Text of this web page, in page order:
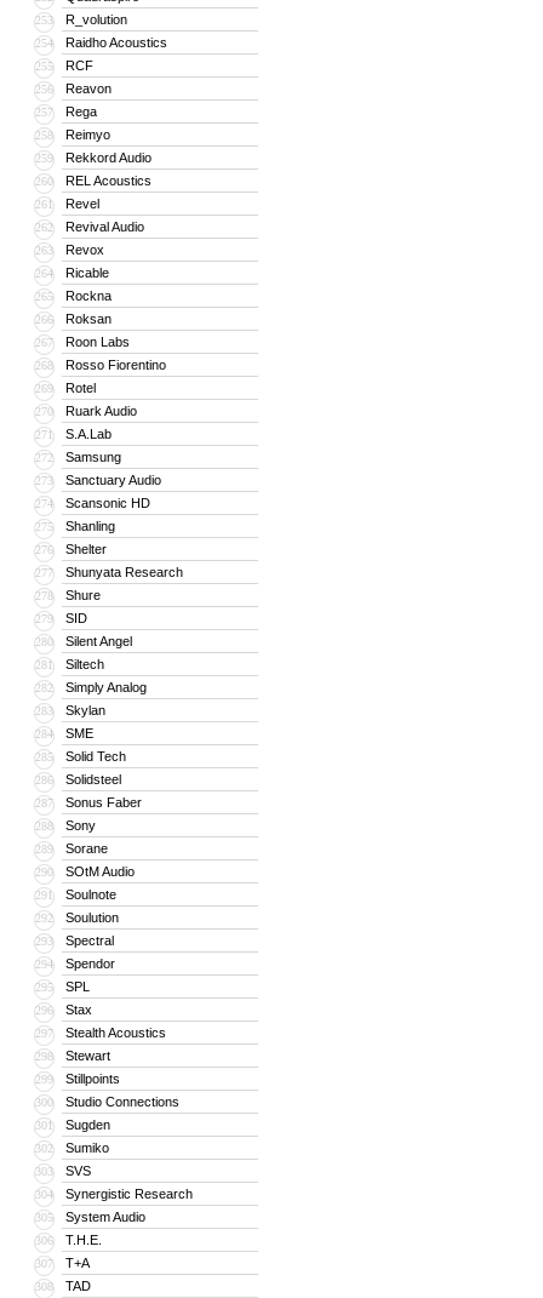
253 R_volution
254 Raidho Acoustics
255 RCF
256 Reavon
257 Rega
258 Reimyo
259 Rekkord Audio
260 REL Acoustics
261 Revel
262 Revival Audio
263 Revox
264 Ricable
265 Rockna
266 Roksan
267 Roon Labs
268 Rosso Fiorentino
269 Rotel
270 Ruark Audio
271 S.A.Lab
272 Samsung
273 Sanctuary Audio
274 Scansonic HD
275 Shanling
276 Shelter
277 Shunyata Research
278 Shure
279 SID
280 Silent Angel
281 Siltech
282 Simply Analog
283 Skylan
284 SME
285 Solid Tech
286 Solidsteel
287 Sonus Faber
288 Sony
289 Sorane
290 SOtM Audio
291 Soulnote
292 Soulution
293 Spectral
294 Spendor
295 SPL
296 Stax
297 Stealth Acoustics
298 Stewart
299 Stillpoints
300 Studio Connections
301 Sugden
302 Sumiko
303 SVS
304 Synergistic Research
305 System Audio
306 T.H.E.
307 T+A
308 TAD